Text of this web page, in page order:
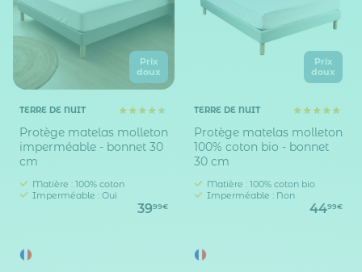
Prix
doux
TERRE DE NUIT
Protège matelas molleton
imperméable - bonnet 30
cm
Matière : 100% coton
Imperméable : Oui
3999€
Prix
doux
TERRE DE NUIT
Protège matelas molleton
100% coton bio - bonnet
30 cm
Matière : 100% coton bio
Imperméable : Non
4499€